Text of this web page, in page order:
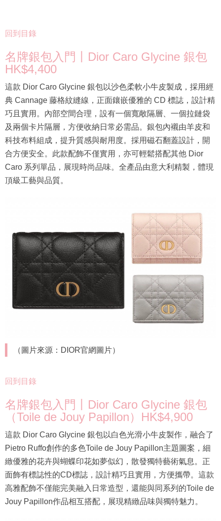
回到目錄
名牌銀包入門丨Dior Caro Glycine 銀包
HK$4,400
這款 Dior Caro Glycine 銀包以沙色柔軟小牛皮製成，採用經
典 Cannage 藤格紋縫線，正面鑲嵌優雅的 CD 標誌，設計精
巧且實用。內部空間合理，設有一個寬敞隔層、一個拉鏈袋
及兩個卡片隔層，方便收納日常必需品。銀包內襯由羊皮和
科技布料組成，提升質感與耐用度。採用磁石翻蓋設計，開
合方便安全。此款配飾不僅實用，亦可輕鬆搭配其他 Dior
Caro 系列單品，展現時尚品味。全產品由意大利精製，體現
頂級工藝與品質。
（圖片來源：DIOR官網圖片）
回到目錄
名牌銀包入門丨Dior Caro Glycine 銀包
（Toile de Jouy Papillon）HK$4,900
這款 Dior Caro Glycine 銀包以白色光滑小牛皮製作，融合了
Pietro Ruffo創作的多色Toile de Jouy Papillon主題圖案，細
緻優雅的花卉與蝴蝶印花如夢似幻，散發獨特藝術氣息。正
面飾有標誌性的CD標誌，設計精巧且實用，方便攜帶。這款
高雅配飾不僅能完美融入日常造型，還能與同系列的Toile de
Jouy Papillon作品相互搭配，展現精緻品味與獨特魅力。